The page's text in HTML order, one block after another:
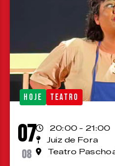
HOJE TEATRO
07
08
20:00 - 21:00
Juiz de Fora
Teatro